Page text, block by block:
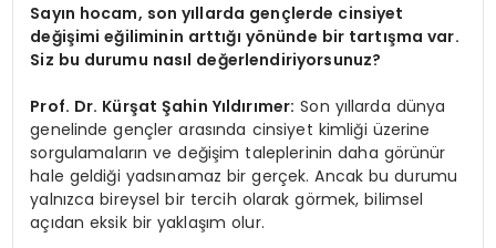
Sayın hocam, son yıllarda gençlerde cinsiyet
değişimi eğiliminin arttığı yönünde bir tartışma var.
Siz bu durumu nasıl değerlendiriyorsunuz?
Prof. Dr. Kürşat Şahin Yıldırımer: Son yıllarda dünya
genelinde gençler arasında cinsiyet kimliği üzerine
sorgulamaların ve değişim taleplerinin daha görünür
hale geldiği yadsınamaz bir gerçek. Ancak bu durumu
yalnızca bireysel bir tercih olarak görmek, bilimsel
açıdan eksik bir yaklaşım olur.